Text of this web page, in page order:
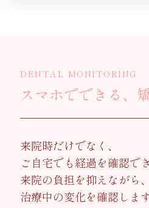
DENTAL MONITORING
スマホでできる、
来院時だけでなく、
ご自宅でも経過を確認で
来院の負担を抑えながら、
治療中の変化を確認します